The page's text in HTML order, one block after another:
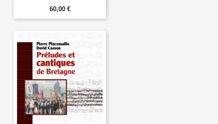
60,00 €